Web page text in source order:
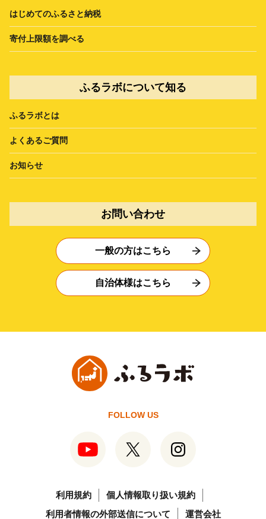
はじめてのふるさと納税
寄付上限額を調べる
ふるラボについて知る
ふるラボとは
よくあるご質問
お知らせ
お問い合わせ
一般の方はこちら
自治体様はこちら
FOLLOW US
利用規約
個人情報取り扱い規約
利用者情報の外部送信について
運営会社